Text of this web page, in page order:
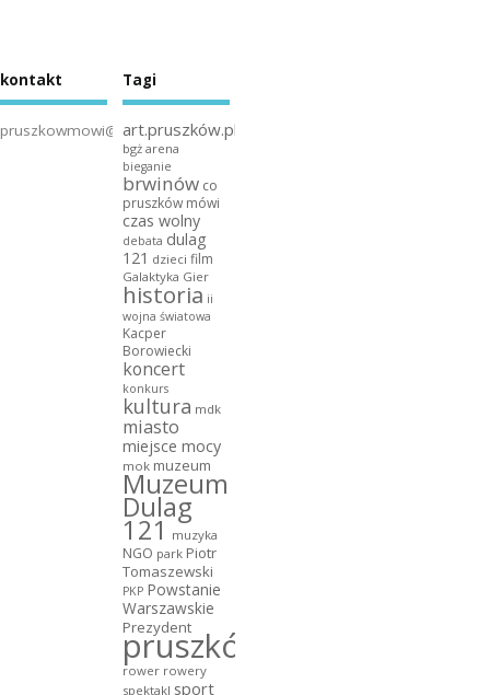
kontakt
pruszkowmowi@gmail.com
Tagi
art.pruszków.pl
bgż arena
bieganie
brwinów co
pruszków mówi
czas wolny
debata dulag
121 dzieci film
Galaktyka Gier
historia ii
wojna światowa
Kacper
Borowiecki
koncert
konkurs
kultura mdk
miasto
miejsce mocy
mok muzeum
Muzeum
Dulag
121 muzyka
NGO park Piotr
Tomaszewski
PKP Powstanie
Warszawskie
Prezydent
pruszków
rower rowery
spektakl sport